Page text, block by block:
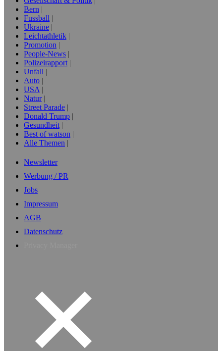
Bern
Fussball
Ukraine
Leichtathletik
Promotion
People-News
Polizeirapport
Unfall
Auto
USA
Natur
Street Parade
Donald Trump
Gesundheit
Best of watson
Alle Themen
Newsletter
Werbung / PR
Jobs
Impressum
AGB
Datenschutz